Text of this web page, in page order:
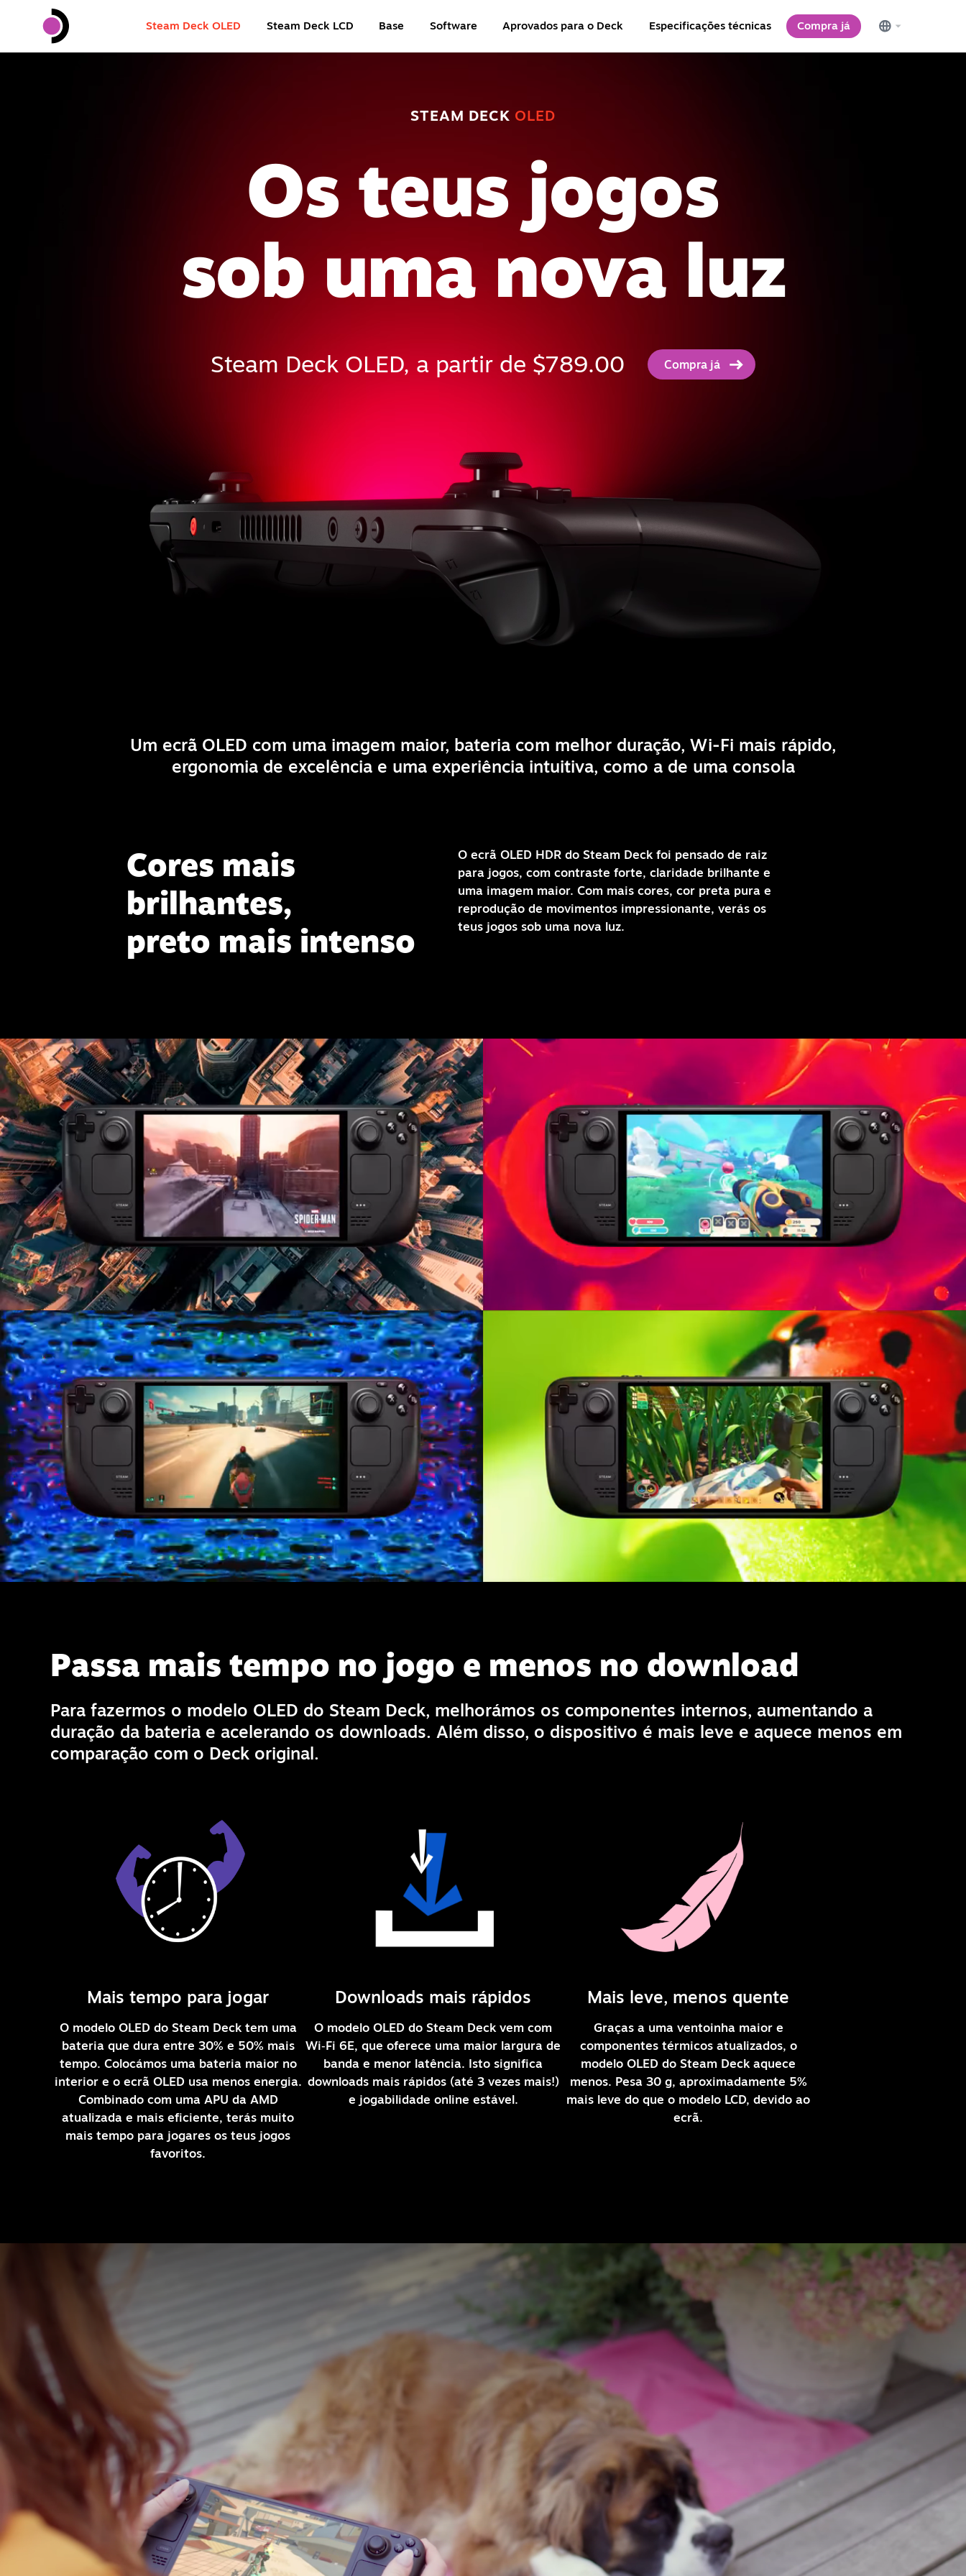
Steam Deck OLED Steam Deck LCD Base Software Aprovados para o Deck Especificações técnicas Compra já
STEAM DECK OLED
Os teus jogos
sob uma nova luz
Steam Deck OLED, a partir de $789.00 Compra já
Um ecrã OLED com uma imagem maior, bateria com melhor duração, Wi-Fi mais rápido,
ergonomia de excelência e uma experiência intuitiva, como a de uma consola
Cores mais
brilhantes,
preto mais intenso
O ecrã OLED HDR do Steam Deck foi pensado de raiz
para jogos, com contraste forte, claridade brilhante e
uma imagem maior. Com mais cores, cor preta pura e
reprodução de movimentos impressionante, verás os
teus jogos sob uma nova luz.
Passa mais tempo no jogo e menos no download
Para fazermos o modelo OLED do Steam Deck, melhorámos os componentes internos, aumentando a
duração da bateria e acelerando os downloads. Além disso, o dispositivo é mais leve e aquece menos em
comparação com o Deck original.
Mais tempo para jogar
O modelo OLED do Steam Deck tem uma
bateria que dura entre 30% e 50% mais
tempo. Colocámos uma bateria maior no
interior e o ecrã OLED usa menos energia.
Combinado com uma APU da AMD
atualizada e mais eficiente, terás muito
mais tempo para jogares os teus jogos
favoritos.
Downloads mais rápidos
O modelo OLED do Steam Deck vem com
Wi‑Fi 6E, que oferece uma maior largura de
banda e menor latência. Isto significa
downloads mais rápidos (até 3 vezes mais!)
e jogabilidade online estável.
Mais leve, menos quente
Graças a uma ventoinha maior e
componentes térmicos atualizados, o
modelo OLED do Steam Deck aquece
menos. Pesa 30 g, aproximadamente 5%
mais leve do que o modelo LCD, devido ao
ecrã.